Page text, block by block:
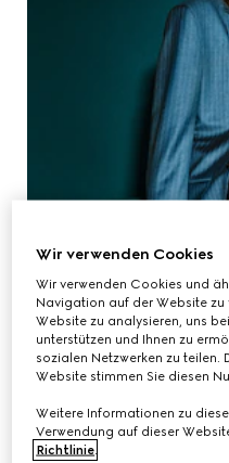
Wir verwenden Cookies
Wir verwenden Cookies und
Navigation auf der Website zu
Website zu analysieren, uns
unterstützen und Ihnen zu
sozialen Netzwerken zu teilen.
Website stimmen Sie diesen
Weitere Informationen zu
Verwendung auf dieser
Richtlinie